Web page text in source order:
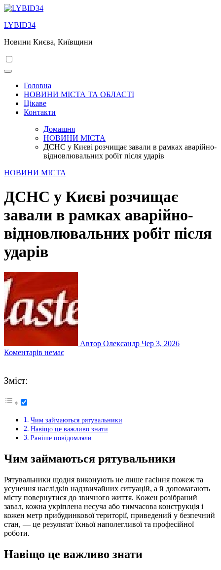
Перейти
вмісту
LYBID34
Новини Києва, Київщини
Головна
НОВИНИ МІСТА ТА ОБЛАСТІ
Цікаве
Контакти
Домашня
НОВИНИ МІСТА
ДСНС у Києві розчищає завали в рамках аварійно-
відновлювальних робіт після ударів
НОВИНИ МІСТА
ДСНС у Києві розчищає
завали в рамках аварійно-
відновлювальних робіт після
ударів
Автор Олександр Чер 3, 2026
Коментарів немає
Зміст:
Чим займаються рятувальники
Навіщо це важливо знати
Раніше повідомляли
Чим займаються рятувальники
Рятувальники щодня виконують не лише гасіння пожеж та
усунення наслідків надзвичайних ситуацій, а й допомагають
місту повернутися до звичного життя. Кожен розібраний
завал, кожна укріплена несуча або тимчасова конструкція і
кожен метр прибудинкової території, приведений у безпечний
стан, — це результат їхньої наполегливої та професійної
роботи.
Навіщо це важливо знати